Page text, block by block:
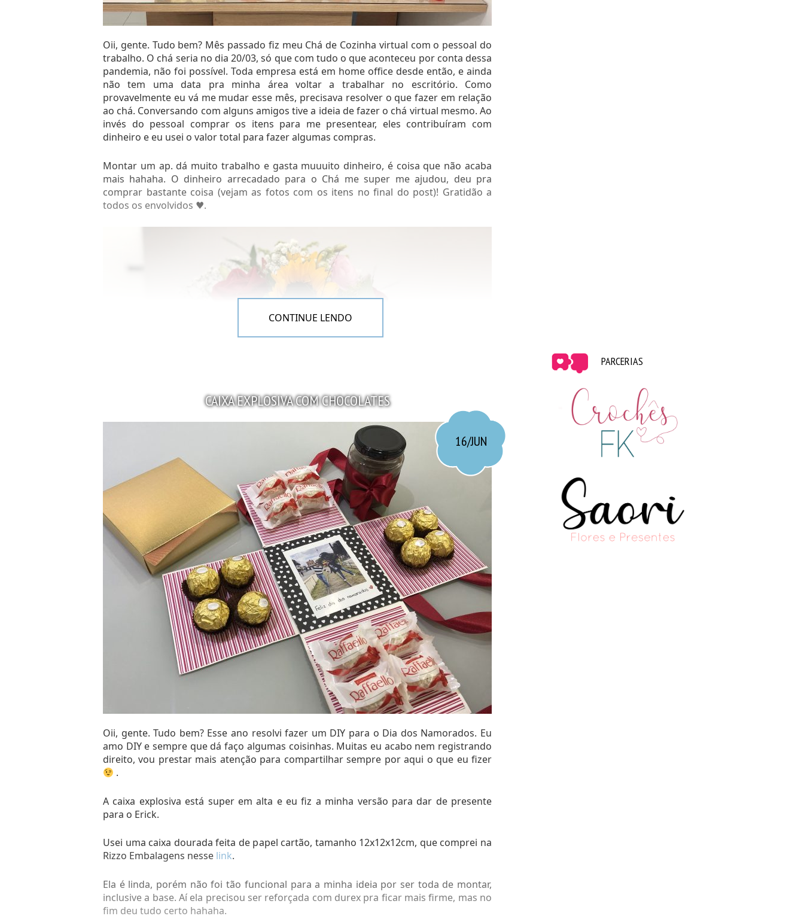
Eu amei o resultado ♥
Oii, gente. Tudo bem? Mês passado fiz meu Chá de Cozinha virtual com o pessoal do
trabalho. O chá seria no dia 20/03, só que com tudo o que aconteceu por conta dessa
pandemia, não foi possível. Toda empresa está em home office desde então, e ainda
não tem uma data pra minha área voltar a trabalhar no escritório. Como
provavelmente eu vá me mudar esse mês, precisava resolver o que fazer em relação
ao chá. Conversando com alguns amigos tive a ideia de fazer o chá virtual mesmo. Ao
invés do pessoal comprar os itens para me presentear, eles contribuíram com
dinheiro e eu usei o valor total para fazer algumas compras.
Montar um ap. dá muito trabalho e gasta muuuito dinheiro, é coisa que não acaba
mais hahaha. O dinheiro arrecadado para o Chá me super me ajudou, deu pra
comprar bastante coisa (vejam as fotos com os itens no final do post)! Gratidão a
todos os envolvidos ♥.
Arranjo de flores naturais feito pela minha sogra (Sigam o Instagram da loja
@saorifloresepresentes), ficou perfeito!
Arranjo temático que eu fiz, achei que ficou bem legal. Os brigadeiros minha mãe que
CONTINUE LENDO
CAIXA EXPLOSIVA COM CHOCOLATES
16/JUN
Oii, gente. Tudo bem? Esse ano resolvi fazer um DIY para o Dia dos Namorados. Eu
amo DIY e sempre que dá faço algumas coisinhas. Muitas eu acabo nem registrando
direito, vou prestar mais atenção para compartilhar sempre por aqui o que eu fizer
.
A caixa explosiva está super em alta e eu fiz a minha versão para dar de presente
para o Erick.
Usei uma caixa dourada feita de papel cartão, tamanho 12x12x12cm, que comprei na
Rizzo Embalagens nesse link.
Ela é linda, porém não foi tão funcional para a minha ideia por ser toda de montar,
inclusive a base. Aí ela precisou ser reforçada com durex pra ficar mais firme, mas no
fim deu tudo certo hahaha.
PARCERIAS